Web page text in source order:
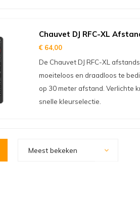
Chauvet DJ RFC-XL
€ 64,00
De Chauvet DJ RFC-XL
moeiteloos en draadloos te
op 30 meter afstand. Verlichte
snelle kleurselectie.
Meest bekeken